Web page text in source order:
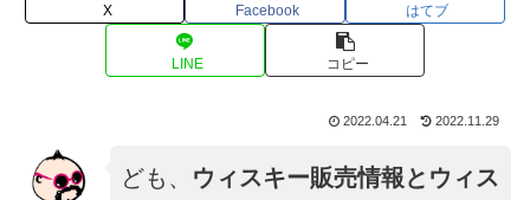
X Facebook はてブ
LINE コピー
2022.04.21 2022.11.29
ども、
ウィスキー販売情報とウィス